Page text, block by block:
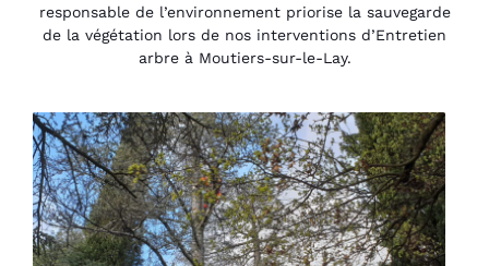
responsable de l’environnement priorise la sauvegarde
de la végétation lors de nos interventions d’Entretien
arbre à Moutiers-sur-le-Lay.